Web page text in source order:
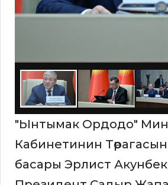
"Ынтымак Ордодо"
Кабинетинин
басары Эрлист